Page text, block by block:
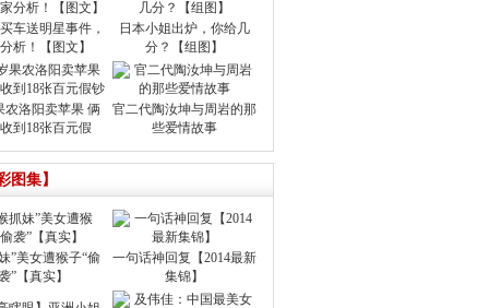
车送明星事件，
析！【图文】
日本小姐出炉，你给几
分？【组图】
农洛阳卖苹果 俩
到18张百元假
官二代陶汝坤与周岩的那
些爱情故事
图集】
”美女遭猴子“偷
”【真实】
一句话神回复【2014最新
集锦】